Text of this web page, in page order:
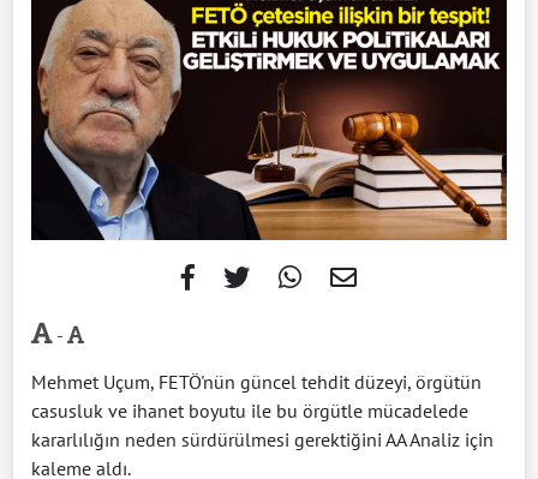
-
Mehmet Uçum, FETÖ'nün güncel tehdit düzeyi, örgütün
casusluk ve ihanet boyutu ile bu örgütle mücadelede
kararlılığın neden sürdürülmesi gerektiğini AA Analiz için
kaleme aldı.